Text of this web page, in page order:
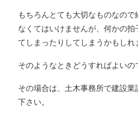
もちろんとても大切なものなの
なくてはいけませんが、何かの
てしまったりしてしまうかもしれ
そのようなときどうすればよいの
その場合は、土木事務所で建設
下さい。